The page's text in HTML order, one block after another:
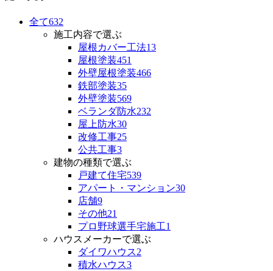
全て632
施工内容で選ぶ
屋根カバー工法13
屋根塗装451
外壁屋根塗装466
鉄部塗装35
外壁塗装569
ベランダ防水232
屋上防水30
改修工事25
公共工事3
建物の種類で選ぶ
戸建て住宅539
アパート・マンション30
店舗9
その他21
プロ野球選手宅施工1
ハウスメーカーで選ぶ
ダイワハウス2
積水ハウス3